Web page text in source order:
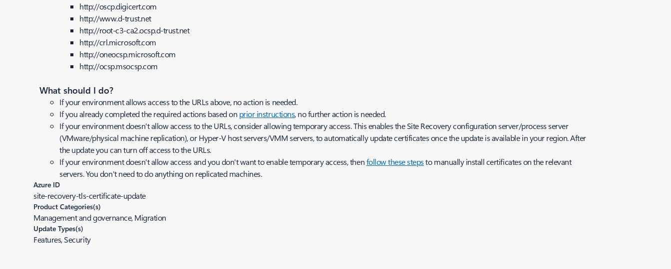
http://oscp.digicert.com
http://www.d-trust.net
http://root-c3-ca2.ocsp.d-trust.net
http://crl.microsoft.com
http://oneocsp.microsoft.com
http://ocsp.msocsp.com
What should I do?
If your environment allows access to the URLs above, no action is needed.
If you already completed the required actions based on prior instructions, no further action is needed.
If your environment doesn't allow access to the URLs, consider allowing temporary access. This enables the Site Recovery configuration server/process server
(VMware/physical machine replication), or Hyper-V host servers/VMM servers, to automatically update certificates once the update is available in your region. After
the update you can turn off access to the URLs.
If your environment doesn't allow access and you don't want to enable temporary access, thenfollow these stepsto manually install certificates on the relevant
servers. You don't need to do anything on replicated machines.
Azure ID
site-recovery-tls-certificate-update
Product Categories(s)
Management and governance, Migration
Update Types(s)
Features, Security